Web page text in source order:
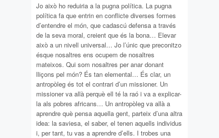
Jo això ho reduiria a la pugna política. La pugna
política fa que entrin en conflicte diverses formes
d’entendre el món, que cadascú defensa a través
de la seva moral, creient que és la bona… Elevar
això a un nivell universal… Jo l’únic que preconitzo
ésque nosaltres ens ocupem de nosaltres
mateixos. Qui som nosaltres per anar donant
lliçons pel món? És tan elemental… És clar, un
antropòleg és tot el contrari d’un missioner. Un
missioner va allà perquè ell té la raó i va a explicar-
la als pobres africans… Un antropòleg va allà a
aprendre què pensa aquella gent, parteix d’una altra
idea: la saviesa, el saber, el tenen aquells individus
i, per tant, tu vas a aprendre d’ells. I trobes una